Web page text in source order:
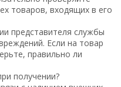
товаров, входящих в его
представителя службы
Если на товар
правильно ли
получении?